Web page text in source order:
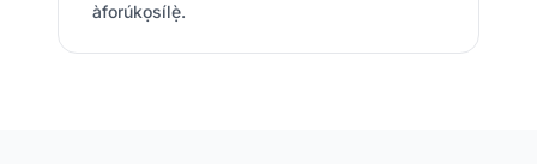
àforúkọsílẹ̀.